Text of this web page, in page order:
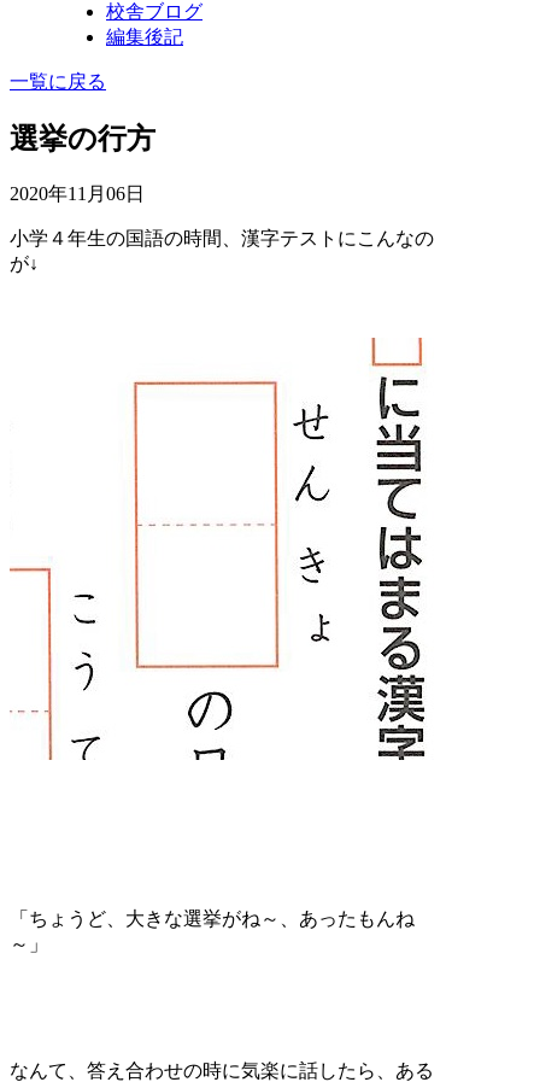
校舎ブログ
編集後記
一覧に戻る
選挙の行方
2020年11月06日
小学４年生の国語の時間、漢字テストにこんなの
が↓
「ちょうど、大きな選挙がね～、あったもんね
～」
なんて、答え合わせの時に気楽に話したら、ある